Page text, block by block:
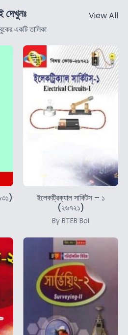
একটি তালিকা
View All
ইলেকট্রিক্যাল সার্কিটস – ১
(২৬৭২১)
By BTEB Boi